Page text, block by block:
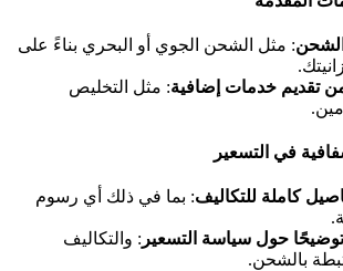
: مثل الشحن الجوي أو البحري بناءً على
تقديم خدمات إضافية: مثل التخليص
في التسعير
كاملة للتكاليف: بما في ذلك أي رسوم
حول سياسة التسعير : والتكاليف
بالشحن.